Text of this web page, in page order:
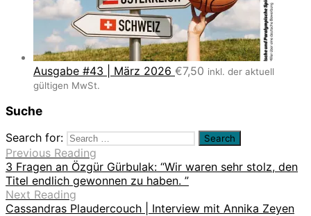
Ausgabe #43 | März 2026 €7,50 inkl. der aktuell
gültigen MwSt.
Suche
Search for:
Previous Reading
3 Fragen an Özgür Gürbulak: “Wir waren sehr stolz, den
Titel endlich gewonnen zu haben. ”
Next Reading
Cassandras Plaudercouch | Interview mit Annika Zeyen